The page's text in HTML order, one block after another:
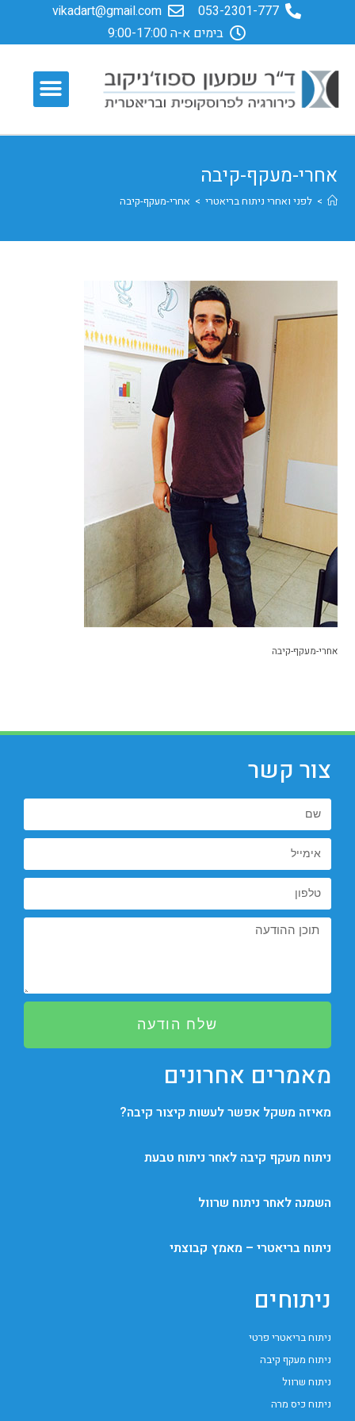
053-2301-777
vikadart@gmail.com
בימים א-ה 9:00-17:00
אחרי-מעקף-קיבה
> לפני ואחרי ניתוח בריאטרי > אחרי-מעקף-קיבה
אחרי-מעקף-קיבה
צור קשר
שלח הודעה
מאמרים אחרונים
מאיזה משקל אפשר לעשות קיצור קיבה?
ניתוח מעקף קיבה לאחר ניתוח טבעת
השמנה לאחר ניתוח שרוול
ניתוח בריאטרי – מאמץ קבוצתי
ניתוחים
ניתוח בריאטרי פרטי
ניתוח מעקף קיבה
ניתוח שרוול
ניתוח כיס מרה